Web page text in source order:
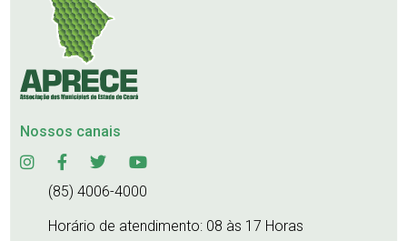
Nossos canais
(85) 4006-4000
Horário de atendimento: 08 às 17 Horas